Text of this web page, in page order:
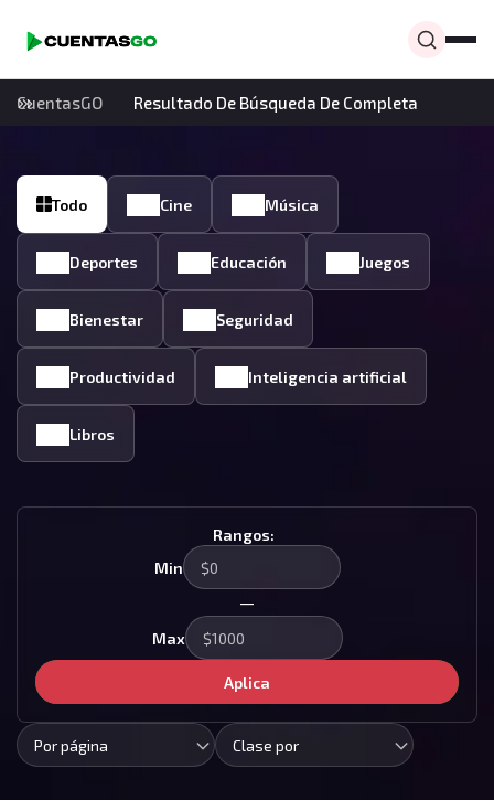
CuentasGO Resultado De Búsqueda De Completa
Todo Cine Música
Deportes Educación Juegos
Bienestar Seguridad
Productividad Inteligencia artificial
Libros
Rangos:
Min
—
Max
Aplica
Por página Clase por